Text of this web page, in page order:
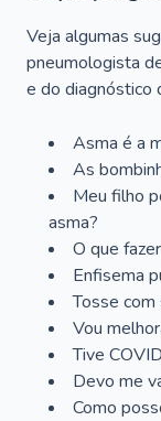
Veja algumas
pneumologista
e do diagnóstico
Asma é a
As
Meu filho
asma?
O que
Enfisema
Tosse
Vou
Tive
Devo me
Como